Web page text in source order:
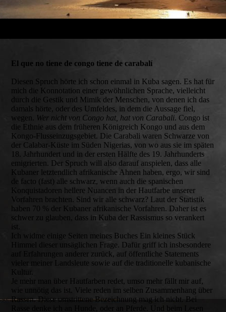
El que no tiene de congo tiene de carabalí
Diesen Spruch hörte ich schon einmal in Kuba sagen. Es hat für
mich die Konnotation einer gewöhnlichen Sprache, vielleicht
durch die Gestik und Mimik der Menschen, von denen ich das
damals hörte, oder des Umfeldes, in dem die Aussage fiel,
wegen. Wer nicht von Congo hat, hat von Carabali. Congo ist
die Ethnie aus dem früheren Königreich Kongo und aus dem
Kongo-Flusseinzugsgebiet. Die Carabali waren Schwarze von
der Calabar-Küste im Süden Nigerias, von wo aus sie im späten
18. Jahrhundert und in der ersten Hälfte des 19. Jahrhunderts
emigrierten. Der Spruch will also darauf anspielen, dass alle
Kubaner letztendlich afrikanische Ahnen haben, ergo, wir sind
de facto (fast) alle schwarz, wenn auch die spanischen
Konquistadoren hellere Nuancen in der Hautfarbe unserer
Vorfahren brachten. Sind wir alle schwarz? Laut der Statistik
haben 70 % der Kubaner afrikanische Vorfahren. Daher ist es
schwer zu glauben, dass in Kuba der Rassismus so verankert
ist.
Ich widme einige Seiten meines Buches Ein kleines Stück
Himmel dieser unsäglichen Frage. Dafür griff ich insbesondere
auf Erfahrungen anderer zurück, auf öffentliche Statements
vieler meiner Landsleute sowie auf die traditionelle kubanische
Kultur.
Je mehr man über Hautfarben redet, umso mehr fällt mir auf,
wie unnötig das ist. Viele reden im selben Zusammenhang über
Rassen. Diese umstrittene Bezeichnung mag ich nicht. Bei